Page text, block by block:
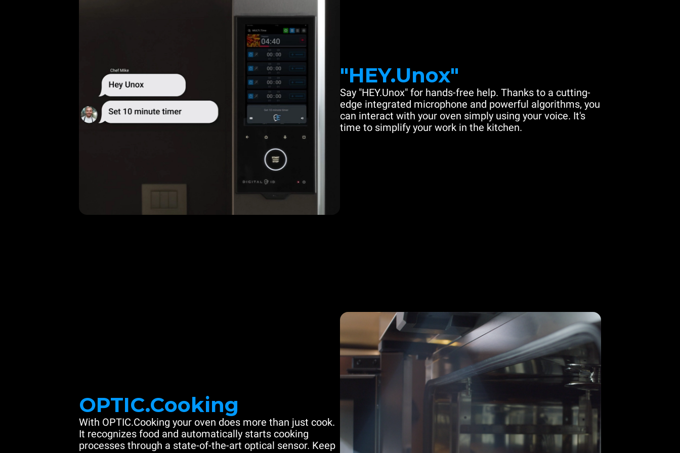
"HEY.Unox"
Say "HEY.Unox" for hands-free help. Thanks to a cutting-
edge integrated microphone and powerful algorithms, you
can interact with your oven simply using your voice. It's
time to simplify your work in the kitchen.
OPTIC.Cooking
With OPTIC.Cooking your oven does more than just cook.
It recognizes food and automatically starts cooking
processes through a state-of-the-art optical sensor. Keep